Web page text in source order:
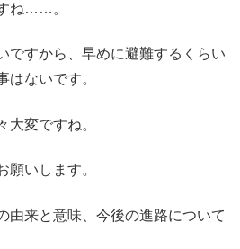
ね……。
ですから、早めに避難するくらい
はないです。
大変ですね。
願いします。
由来と意味、今後の進路について